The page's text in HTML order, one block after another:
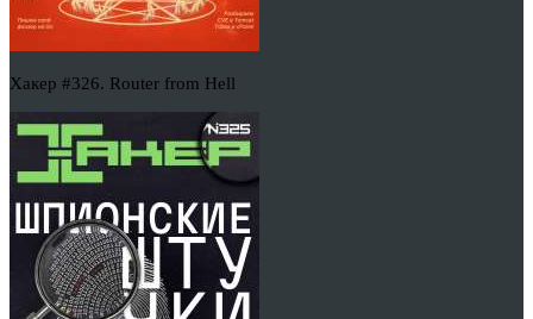
Хакер #326. Router from Hell